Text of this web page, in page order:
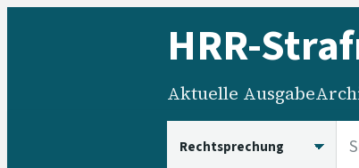
HRR-
Aktuelle Ausgabe